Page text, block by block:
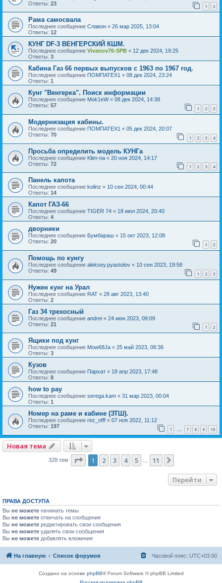
Ответы: 23 1 2
Рама самосвала
Последнее сообщение Славон « 26 мар 2025, 13:04
Ответы: 12
КУНГ DF-3 ВЕНГЕРСКИЙ КШМ.
Последнее сообщение Vivanov76-SPB « 12 дек 2024, 19:25
Ответы: 3
Кабина Газ 66 первых выпусков с 1963 по 1967 год.
Последнее сообщение ПОМПАТЕХ1 « 08 дек 2024, 23:24
Ответы: 1
Кунг "Венгерка". Поиск информации
Последнее сообщение Mok1eW« 08 дек 2024, 14:38
Ответы: 57 1 2 3
Модернизация кабины.
Последнее сообщение ПОМПАТЕХ1 « 05 дек 2024, 20:07
Ответы: 70 1 2 3 4
Просьба определить модель КУНГа
Последнее сообщение Klim-na « 20 ноя 2024, 14:17
Ответы: 72 1 2 3 4
Панель капота
Последнее сообщение kolinz « 10 сен 2024, 00:44
Ответы: 14
Капот ГАЗ-66
Последнее сообщение TIGER 74 « 18 июл 2024, 20:40
Ответы: 4
дворники
Последнее сообщение Бумбараш « 15 окт 2023, 12:08
Ответы: 20 1 2
Помощь по кунгу
Последнее сообщение aleksey.pyastolov « 10 сен 2023, 19:58
Ответы: 49 1 2 3
Нужен кунг на Урал
Последнее сообщение RAT « 28 авг 2023, 13:40
Ответы: 2
Газ 34 трехосный
Последнее сообщение andrei « 24 июн 2023, 09:09
Ответы: 21 1 2
Ящики под кунг
Последнее сообщение Mow68Ja « 25 май 2023, 08:36
Ответы: 3
Кузов
Последнее сообщение Пархат « 18 апр 2023, 17:48
Ответы: 8
how to pay
Последнее сообщение serega.kam « 31 мар 2023, 00:04
Ответы: 1
Номер на раме и кабине (ЗТШ).
Последнее сообщение rez_offf « 07 ноя 2022, 11:12
Ответы: 197 1 … 7 8 9 10
Новая тема
328 тем Страница из 11
1 2 3 4 5 11
Перейти
ПРАВА ДОСТУПА
Вы не можете начинать темы
Вы не можете отвечать на сообщения
Вы не можете редактировать свои сообщения
Вы не можете удалять свои сообщения
Вы не можете добавлять вложения
На главную Список форумов Часовой пояс: UTC+03:00
Создано на основе phpBB® Forum Software © phpBB Limited